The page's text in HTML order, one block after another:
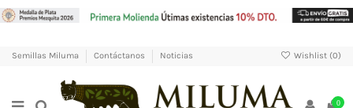
Semillas Miluma Contáctanos Noticias Wishlist (0)
0